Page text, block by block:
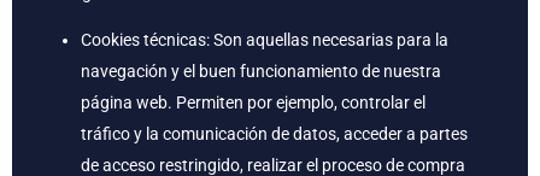
Cookies técnicas: Son aquellas necesarias para la
navegación y el buen funcionamiento de nuestra
página web. Permiten por ejemplo, controlar el
tráfico y la comunicación de datos, acceder a partes
de acceso restringido, realizar el proceso de compra